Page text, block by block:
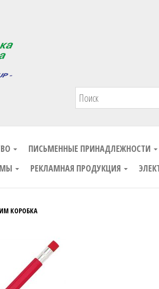
Сувенирная Компания
ПИСЬМЕННЫЕ ПРИНАДЛЕЖНОСТИ
РЕКЛАМНАЯ ПРОДУКЦИЯ
Сувенирная Компания
КОРОБКА